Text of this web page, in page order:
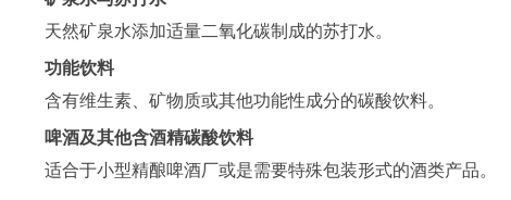
天然矿泉水添加适量二氧化碳制成的苏打水。
功能饮料
含有维生素、矿物质或其他功能性成分的碳酸饮料。
啤酒及其他含酒精碳酸饮料
适合于小型精酿啤酒厂或是需要特殊包装形式的酒类产品。